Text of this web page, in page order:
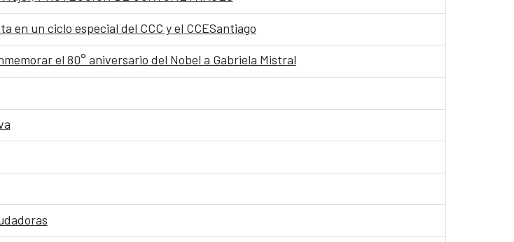
en un ciclo especial del CCC y el CCESantiago
el 80° aniversario del Nobel a Gabriela Mistral